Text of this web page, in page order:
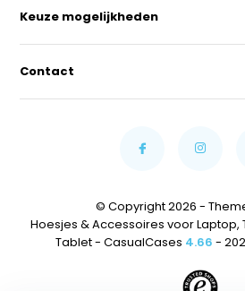
Keuze mogelijkheden
Contact
© Copyright 2026 -
Hoesjes & Accessoires voor
Tablet - CasualCases 4.66 -